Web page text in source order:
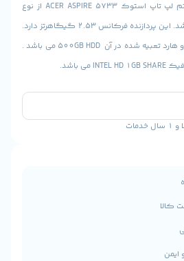
پردازنده تعبیه شده در سیستم لپ تاپ استوک ACER ASPIRE 5733 از نوع
CORE i3 و از نسل یکم می باشد. این پردازنده فرکانس 2.53 گیگاهرتز دارد.
رم به کار رفته در آن 4 گیگ و هارد تعبیه شده در آن 500GB HDD می باشد .